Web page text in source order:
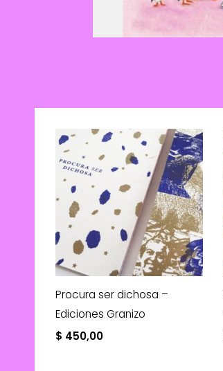
Procura ser dichosa –
Ediciones Granizo
$ 450,00